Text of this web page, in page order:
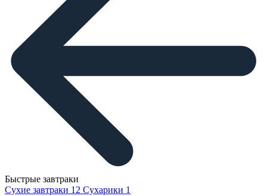
Быстрые завтраки
Сухие завтраки 12 Сухарики 1